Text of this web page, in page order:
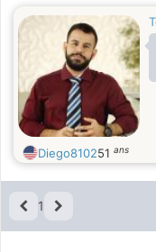
Diego810251 ans
1